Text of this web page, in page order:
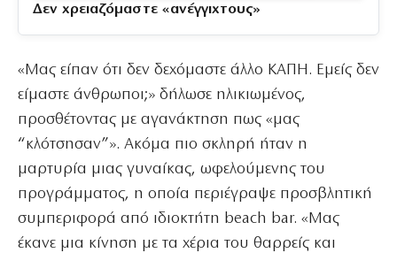
Δεν χρειαζόμαστε «ανέγγιχτους»
«Μας είπαν ότι δεν δεχόμαστε άλλο ΚΑΠΗ. Εμείς δεν
είμαστε άνθρωποι;» δήλωσε ηλικιωμένος,
προσθέτοντας με αγανάκτηση πως «μας
“κλότσησαν”». Ακόμα πιο σκληρή ήταν η
μαρτυρία μιας γυναίκας, ωφελούμενης του
προγράμματος, η οποία περιέγραψε προσβλητική
συμπεριφορά από ιδιοκτήτη beach bar. «Μας
έκανε μια κίνηση με τα χέρια του θαρρείς και